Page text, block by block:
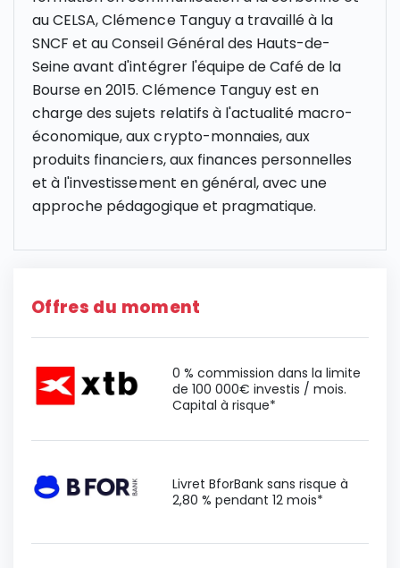
au CELSA, Clémence Tanguy a travaillé à la
SNCF et au Conseil Général des Hauts-de-
Seine avant d'intégrer l'équipe de Café de la
Bourse en 2015. Clémence Tanguy est en
charge des sujets relatifs à l'actualité macro-
économique, aux crypto-monnaies, aux
produits financiers, aux finances personnelles
et à l'investissement en général, avec une
approche pédagogique et pragmatique.
Offres du moment
0 % commission dans la limite
de 100 000€ investis / mois.
Capital à risque*
Livret BforBank sans risque à
2,80 % pendant 12 mois*